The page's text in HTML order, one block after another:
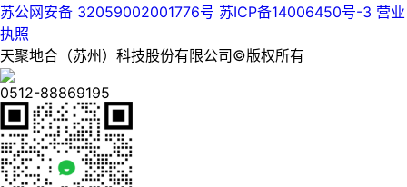
苏公网安备 32059002001776号 苏ICP备14006450号-3 营业
执照
天聚地合（苏州）科技股份有限公司©版权所有
0512-88869195